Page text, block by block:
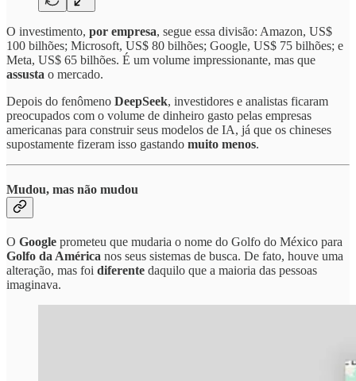
O investimento, por empresa, segue essa divisão: Amazon, US$
100 bilhões; Microsoft, US$ 80 bilhões; Google, US$ 75 bilhões; e
Meta, US$ 65 bilhões. É um volume impressionante, mas que
assusta o mercado.
Depois do fenômeno DeepSeek, investidores e analistas ficaram
preocupados com o volume de dinheiro gasto pelas empresas
americanas para construir seus modelos de IA, já que os chineses
supostamente fizeram isso gastando muito menos.
Mudou, mas não mudou
O Google prometeu que mudaria o nome do Golfo do México para
Golfo da América nos seus sistemas de busca. De fato, houve uma
alteração, mas foi diferente daquilo que a maioria das pessoas
imaginava.